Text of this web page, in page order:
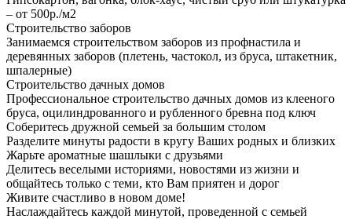
– от 500р./м2
Строительство заборов
Занимаемся строительством заборов из профнастила и
деревянных заборов (плетень, частокол, из бруса, штакетник,
шпалерные)
Строительство дачных домов
Профессиональное строительство дачных домов из клееного
бруса, оцилиндрованного и рубленного бревна под ключ
Соберитесь дружной семьей за большим столом
Разделите минуты радости в кругу Ваших родных и близких
Жарьте ароматные шашлыки с друзьями
Делитесь веселыми историями, новостями из жизни и
общайтесь только с теми, кто Вам приятен и дорог
Живите счастливо в новом доме!
Наслаждайтесь каждой минутой, проведенной с семьей